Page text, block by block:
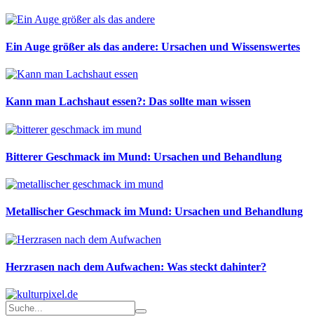
Ein Auge größer als das andere: Ursachen und Wissenswertes
Kann man Lachshaut essen?: Das sollte man wissen
Bitterer Geschmack im Mund: Ursachen und Behandlung
Metallischer Geschmack im Mund: Ursachen und Behandlung
Herzrasen nach dem Aufwachen: Was steckt dahinter?